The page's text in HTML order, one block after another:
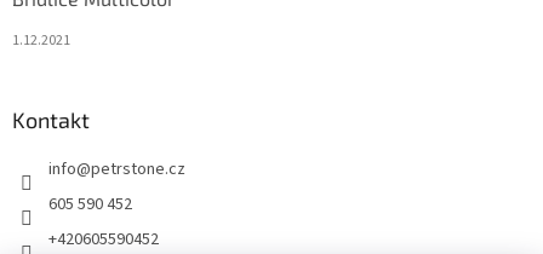
1.12.2021
Kontakt
info@petrstone.cz
605 590 452
+420605590452